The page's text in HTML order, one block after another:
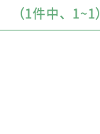
（1件中、1~1